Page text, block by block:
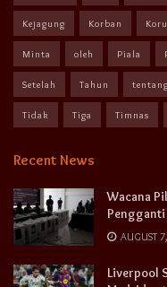
Kejagung Korban
Minta oleh Piala
Setelah Tahun tentang
Tidak Tiga Timnas
Recent News
Wacana
Pengganti
AUGUST
Liverpool